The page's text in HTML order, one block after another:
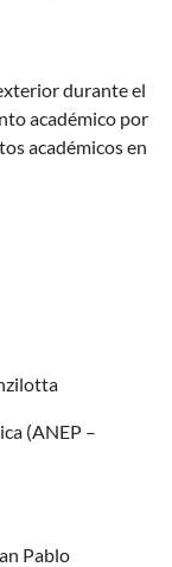
durante el
académico por
académicos en
(ANEP –
Pablo